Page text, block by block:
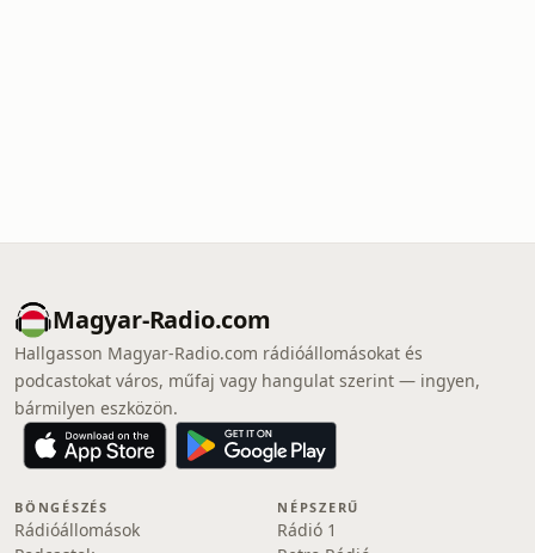
Magyar-Radio.com
Hallgasson Magyar-Radio.com rádióállomásokat és
podcastokat város, műfaj vagy hangulat szerint — ingyen,
bármilyen eszközön.
BÖNGÉSZÉS
Rádióállomások
NÉPSZERŰ
Rádió 1